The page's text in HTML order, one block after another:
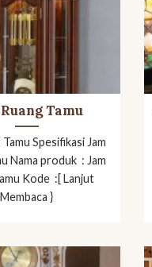
Tamu
Tamu Spesifikasi Jam
Nama produk : Jam
Kode :[ Lanjut
Membaca }